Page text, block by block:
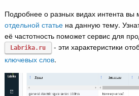
Подробнее о разных видах интента вы
отдельной статьена данную тему.
её частотность поможет сервис для
Labrika.ru - эти характеристики
ключевых слов.